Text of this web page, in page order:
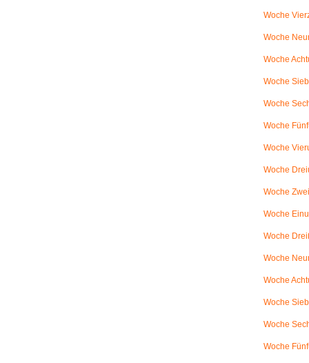
Woche
Woche
Woche
Woche
Woche
Woche
Woche
Woche
Woche
Woche
Woche
Woche
Woche
Woche
Woche
Woche